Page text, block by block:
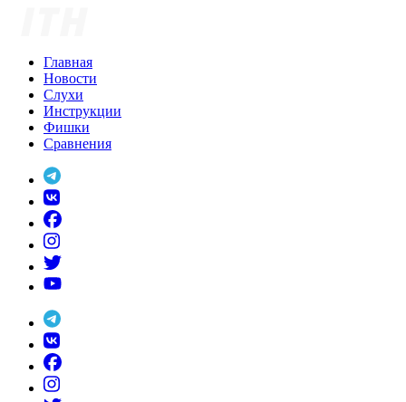
Главная
Новости
Слухи
Инструкции
Фишки
Сравнения